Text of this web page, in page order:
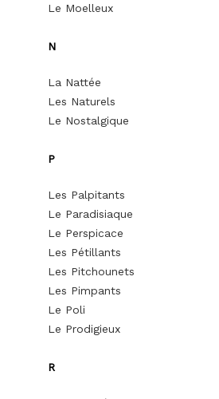
Le Moelleux
N
La Nattée
Les Naturels
Le Nostalgique
P
Les Palpitants
Le Paradisiaque
Le Perspicace
Les Pétillants
Les Pitchounets
Les Pimpants
Le Poli
Le Prodigieux
R